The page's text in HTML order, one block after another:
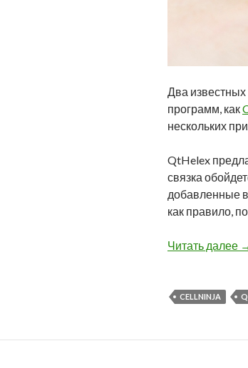
Два
программ, как
нескольких
QtHelex
связка
добавленные
как правило,
Читать далее
CELLNINJA